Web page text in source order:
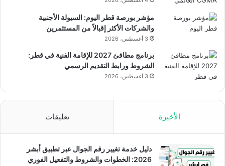
مؤشر بورصة قطر اليوم: السيولة الأجنبية
والشركات الأكثر إقبالاً من المستثمرين
3 أغسطس، 2026
برنامج مطافئ 2027 للإقامة الفنية في قطر:
الشروط ورابط التقديم الرسمي
3 أغسطس، 2026
الأخيرة تعليقات
دليل خدمة تغيير رقم الجوال عبر تطبيق أبشر
2026: الخطوات والشروط والتفعيل الفوري